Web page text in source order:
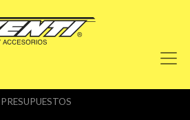
PRESUPUESTOS